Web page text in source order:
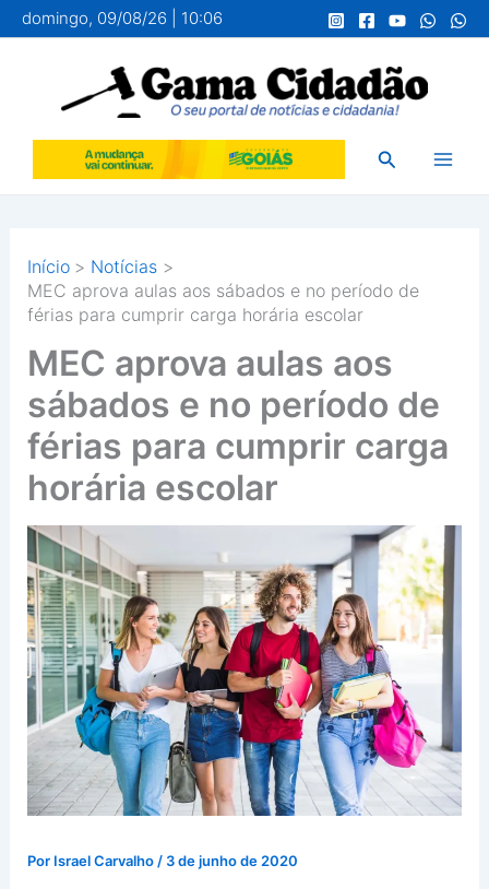
para
conteúdo
domingo, 09/08/26 | 10:06
Pesquisar
Início
Notícias
MEC aprova aulas aos sábados e no período de
férias para cumprir carga horária escolar
MEC aprova aulas aos
sábados e no período de
férias para cumprir carga
horária escolar
Por Israel Carvalho / 3 de junho de 2020